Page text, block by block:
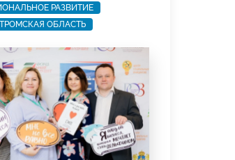
РАЗВИТИЕ
ОБЛАСТЬ